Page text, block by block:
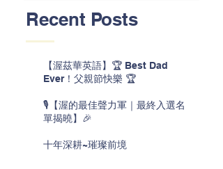
Recent Posts
【渥茲華英語】🏆 Best Dad
Ever！父親節快樂 🏆
🎙️【渥的最佳聲力軍｜最終入選名
單揭曉】🎉
十年深耕~璀璨前境